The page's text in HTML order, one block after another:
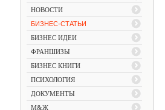
НОВОСТИ
БИЗНЕС-СТАТЬИ
БИЗНЕС ИДЕИ
ФРАНШИЗЫ
БИЗНЕС КНИГИ
ПСИХОЛОГИЯ
ДОКУМЕНТЫ
М&Ж